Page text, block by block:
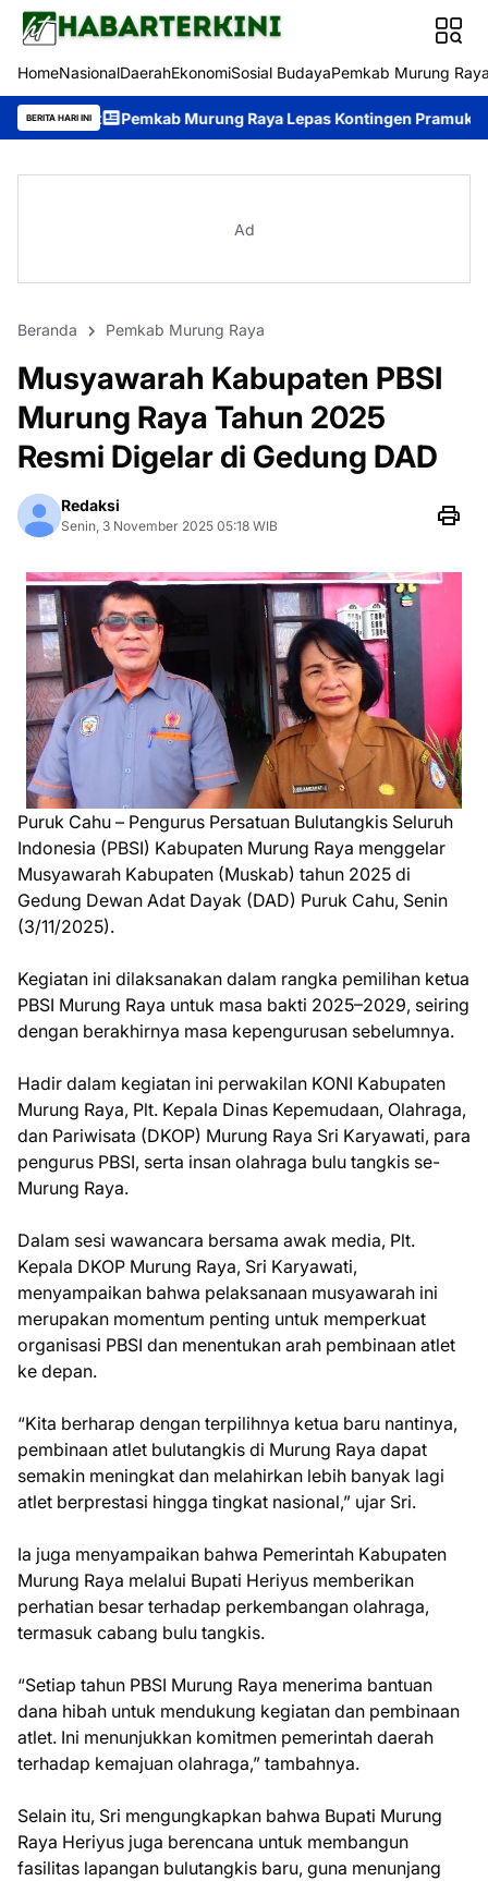
HomeNasionalDaerahEkonomiSosial BudayaPemkab Murung
BERITA HARI INI
Murung Raya Lepas Kontingen Pramuka ke Jambore
Ad
Beranda Pemkab Murung Raya
Musyawarah Kabupaten PBSI
Murung Raya Tahun 2025
Resmi Digelar di Gedung DAD
Redaksi
Senin, 3 November 2025 05:18 WIB
Puruk Cahu – Pengurus Persatuan Bulutangkis Seluruh
Indonesia (PBSI) Kabupaten Murung Raya menggelar
Musyawarah Kabupaten (Muskab) tahun 2025 di
Gedung Dewan Adat Dayak (DAD) Puruk Cahu, Senin
(3/11/2025).
Kegiatan ini dilaksanakan dalam rangka pemilihan ketua
PBSI Murung Raya untuk masa bakti 2025–2029, seiring
dengan berakhirnya masa kepengurusan sebelumnya.
Hadir dalam kegiatan ini perwakilan KONI Kabupaten
Murung Raya, Plt. Kepala Dinas Kepemudaan, Olahraga,
dan Pariwisata (DKOP) Murung Raya Sri Karyawati, para
pengurus PBSI, serta insan olahraga bulu tangkis se-
Murung Raya.
Dalam sesi wawancara bersama awak media, Plt.
Kepala DKOP Murung Raya, Sri Karyawati,
menyampaikan bahwa pelaksanaan musyawarah ini
merupakan momentum penting untuk memperkuat
organisasi PBSI dan menentukan arah pembinaan atlet
ke depan.
“Kita berharap dengan terpilihnya ketua baru nantinya,
pembinaan atlet bulutangkis di Murung Raya dapat
semakin meningkat dan melahirkan lebih banyak lagi
atlet berprestasi hingga tingkat nasional,” ujar Sri.
Ia juga menyampaikan bahwa Pemerintah Kabupaten
Murung Raya melalui Bupati Heriyus memberikan
perhatian besar terhadap perkembangan olahraga,
termasuk cabang bulu tangkis.
“Setiap tahun PBSI Murung Raya menerima bantuan
dana hibah untuk mendukung kegiatan dan pembinaan
atlet. Ini menunjukkan komitmen pemerintah daerah
terhadap kemajuan olahraga,” tambahnya.
Selain itu, Sri mengungkapkan bahwa Bupati Murung
Raya Heriyus juga berencana untuk membangun
fasilitas lapangan bulutangkis baru, guna menunjang